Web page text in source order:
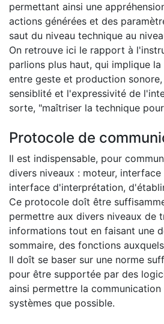
permettant ainsi une
actions générées et des
saut du niveau technique au
On retrouve ici le rapport à
parlions plus haut, qui implique
entre geste et production
sensiblité et l'expressivité de
sorte, "maîtriser la technique
Protocole de
Il est indispensable, pour
divers niveaux : moteur, interface
interface d'interprétation,
Ce protocole doît être
permettre aux divers niveaux de
informations tout en faisant une
sommaire, des fonctions
Il doît se baser sur une norme
pour être supportée par des
ainsi permettre la
systèmes que possible.